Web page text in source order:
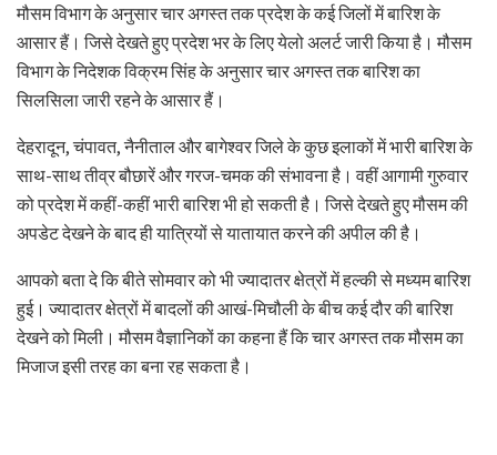
मौसम विभाग के अनुसार चार अगस्त तक प्रदेश के कई जिलों में बारिश के
आसार हैं। जिसे देखते हुए प्रदेश भर के लिए येलो अलर्ट जारी किया है। मौसम
विभाग के निदेशक विक्रम सिंह के अनुसार चार अगस्त तक बारिश का
सिलसिला जारी रहने के आसार हैं।
देहरादून, चंपावत, नैनीताल और बागेश्वर जिले के कुछ इलाकों में भारी बारिश के
साथ-साथ तीव्र बौछारें और गरज-चमक की संभावना है। वहीं आगामी गुरुवार
को प्रदेश में कहीं-कहीं भारी बारिश भी हो सकती है। जिसे देखते हुए मौसम की
अपडेट देखने के बाद ही यात्रियों से यातायात करने की अपील की है।
आपको बता दे कि बीते सोमवार को भी ज्यादातर क्षेत्रों में हल्की से मध्यम बारिश
हुई। ज्यादातर क्षेत्रों में बादलों की आखं-मिचौली के बीच कई दौर की बारिश
देखने को मिली। मौसम वैज्ञानिकों का कहना हैं कि चार अगस्त तक मौसम का
मिजाज इसी तरह का बना रह सकता है।